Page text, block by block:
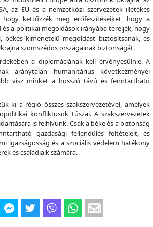
az EU és a nemzetközi szervezetek illetékes
kettőzzék meg erőfeszítéseiket, hogy a
a politikai megoldások irányába tereljék, hogy
békés kimenetelű megoldást biztosítsanak, és
szomszédos országainak biztonságát.
a diplomáciának kell érvényesülnie. A
aránytalan humanitárius következményei
visz minket a hosszú távú és fenntartható
ki a régió összes szakszervezetével, amelyek
konfliktusok túszai. A szakszervezetek
is felhívunk. Csak a béke és a biztonság
gazdasági fellendülés feltételeit, és
igazságosság és a szociális védelem hatékony
és családjaik számára.